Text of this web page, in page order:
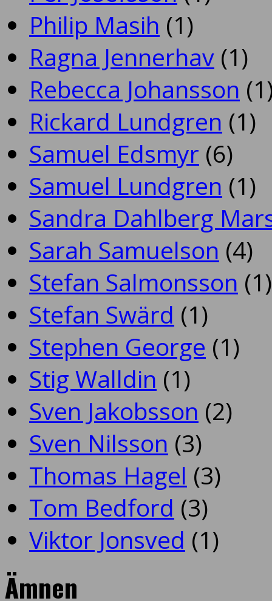
Philip Masih (1)
Ragna Jennerhav (1)
Rebecca Johansson
Rickard Lundgren (1)
Samuel Edsmyr (6)
Samuel Lundgren (1)
Sandra Dahlberg
Sarah Samuelson (4)
Stefan Salmonsson (1)
Stefan Swärd (1)
Stephen George (1)
Stig Walldin (1)
Sven Jakobsson (2)
Sven Nilsson (3)
Thomas Hagel (3)
Tom Bedford (3)
Viktor Jonsved (1)
Ämnen